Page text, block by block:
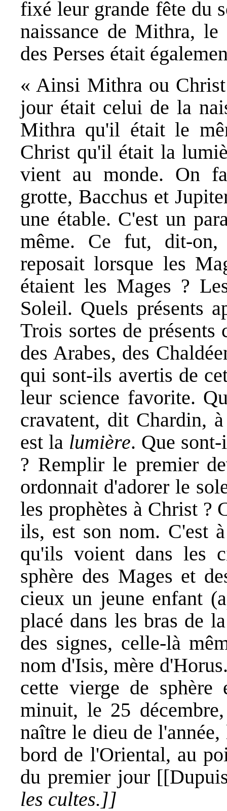
fixé leur grande fête du
naissance de Mithra,
des Perses était
« Ainsi Mithra ou
jour était celui de la
Mithra qu'il était le
Christ qu'il était la
vient au monde. On
grotte, Bacchus et
une étable. C'est un
même. Ce fut, dit-
reposait lorsque les
étaient les Mages ?
Soleil. Quels présents
Trois sortes de
des Arabes, des
qui sont-ils avertis de
leur science favorite.
cravatent, dit Chardin,
est la lumière. Que
? Remplir le premier
ordonnait d'adorer le
les prophètes à Christ ?
ils, est son nom. C'est
qu'ils voient dans les
sphère des Mages et
cieux un jeune enfant
placé dans les bras de
des signes, celle-là
nom d'Isis, mère
cette vierge de
minuit, le 25
naître le dieu de
bord de l'Oriental, au
du premier jour
les cultes.]]